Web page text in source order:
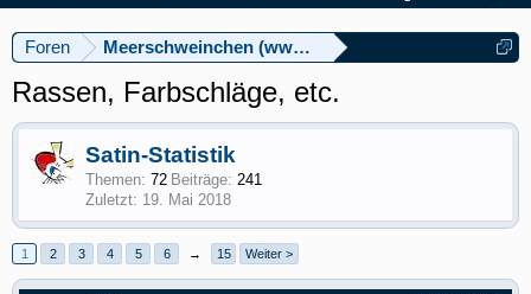
Foren Meerschweinchen (www.meerschweinforum.ch)
Rassen, Farbschläge, etc.
Satin-Statistik
Themen: 72 Beiträge: 241
19. Mai 2018
1 2 3 4 5 6 → 15 Weiter >